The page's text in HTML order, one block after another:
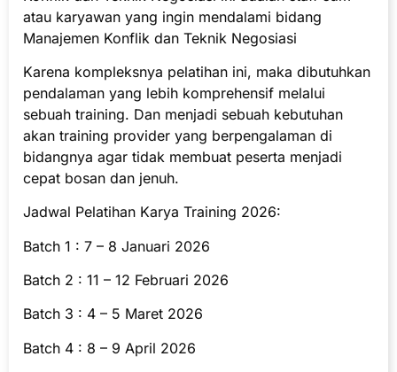
atau karyawan yang ingin mendalami bidang
Manajemen Konflik dan Teknik Negosiasi
Karena kompleksnya pelatihan ini, maka dibutuhkan
pendalaman yang lebih komprehensif melalui
sebuah training. Dan menjadi sebuah kebutuhan
akan training provider yang berpengalaman di
bidangnya agar tidak membuat peserta menjadi
cepat bosan dan jenuh.
Jadwal Pelatihan Karya Training 2026:
Batch 1 : 7 – 8 Januari 2026
Batch 2 : 11 – 12 Februari 2026
Batch 3 : 4 – 5 Maret 2026
Batch 4 : 8 – 9 April 2026